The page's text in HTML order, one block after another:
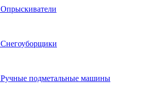
Опрыскиватели
Снегоуборщики
Ручные подметальные машины